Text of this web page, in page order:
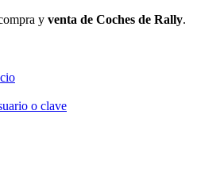
y venta de Coches de Rally.
o clave